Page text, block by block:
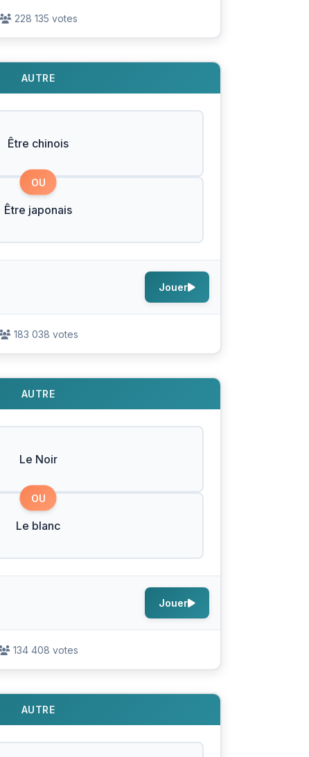
228 135 votes
AUTRE
Être chinois
OU
Être japonais
Jouer
183 038 votes
AUTRE
Le Noir
OU
Le blanc
Jouer
134 408 votes
AUTRE